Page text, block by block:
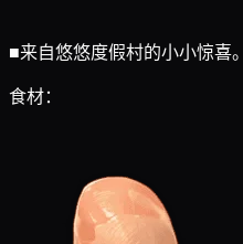
■来自悠悠度假村的小小惊喜。
食材：